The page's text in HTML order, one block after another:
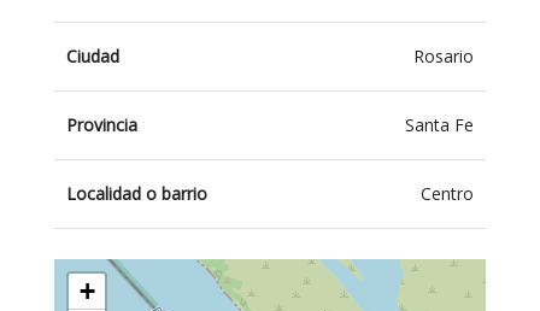
Ciudad Rosario
Provincia Santa Fe
Localidad o barrio Centro
+